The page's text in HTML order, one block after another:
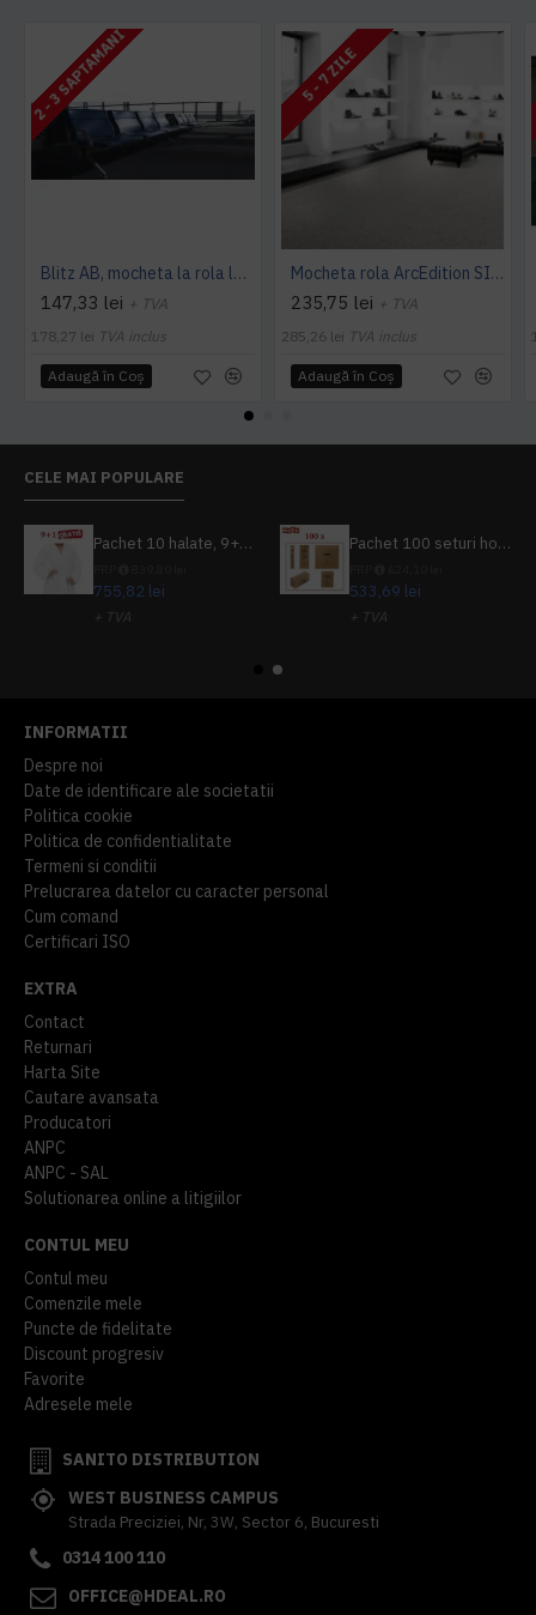
2 - 3 SAPTAMANI
Blitz AB, mocheta la rola latime 4 m, Balta Industries
147,33 lei + TVA
178,27 lei TVA inclus
Adaugă în Coş
5 - 7 ZILE
Mocheta rola ArcEdition SIRIOUS AB
235,75 lei + TVA
285,26 lei TVA inclus
Adaugă în Coş
CELE MAI POPULARE
Pachet 10 halate, 9+1 gratuit
755,82 lei
+ TVA
Pachet 100 seturi hoteliere, set dentar, set barbierit, casca de dus, pila unghii, set cusut
533,69 lei
+ TVA
INFORMATII
Despre noi
Date de identificare ale societatii
Politica cookie
Politica de confidentialitate
Termeni si conditii
Prelucrarea datelor cu caracter personal
Cum comand
Certificari ISO
EXTRA
Contact
Returnari
Harta Site
Cautare avansata
Producatori
ANPC
ANPC - SAL
Solutionarea online a litigiilor
CONTUL MEU
Contul meu
Comenzile mele
Puncte de fidelitate
Discount progresiv
Favorite
Adresele mele
SANITO DISTRIBUTION
WEST BUSINESS CAMPUS
Strada Preciziei, Nr, 3W, Sector 6, Bucuresti
0314 100 110
OFFICE@HDEAL.RO